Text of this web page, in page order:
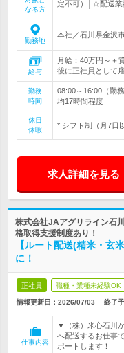
なる方
定不可）│☆配送業
勤務地
本社／石川県金沢
給与
月給：40万円～＋
後に正社員として
勤務
時間
08:00～16:00（勤
均17時間程度
休日
休暇
* シフト制（月7日
求人詳細を見る
株式会社JAアグリライン石
格取得支援制度あり！
【ルート配送(精米・
に！
正社員 職種・業種未経験OK
情報更新日：2026/07/03 終了
仕事内容
▼（株）米心石川
へ配送するお仕事
ポートします！